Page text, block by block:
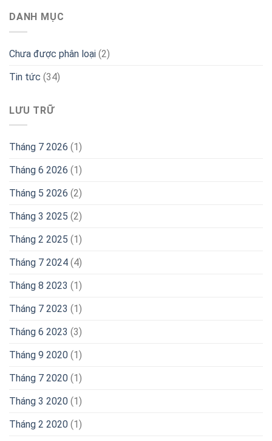
DANH MỤC
Chưa được phân loại (2)
Tin tức (34)
LƯU TRỮ
Tháng 7 2026 (1)
Tháng 6 2026 (1)
Tháng 5 2026 (2)
Tháng 3 2025 (2)
Tháng 2 2025 (1)
Tháng 7 2024 (4)
Tháng 8 2023 (1)
Tháng 7 2023 (1)
Tháng 6 2023 (3)
Tháng 9 2020 (1)
Tháng 7 2020 (1)
Tháng 3 2020 (1)
Tháng 2 2020 (1)